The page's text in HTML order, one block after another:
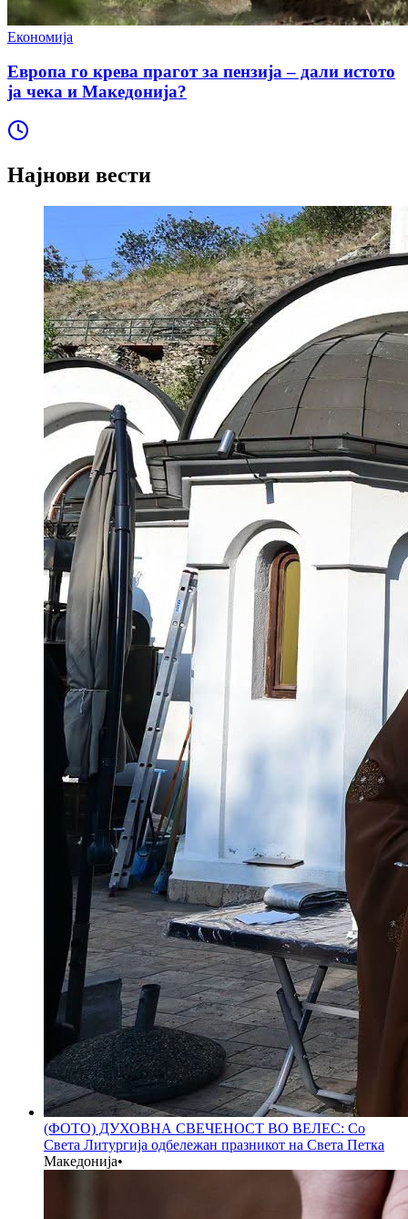
Економија
Европа го крева прагот за пензија – дали истото
ја чека и Македонија?
Најнови вести
(ФОТО) ДУХОВНА СВЕЧЕНОСТ ВО ВЕЛЕС: Со
Света Литургија одбележан празникот на Света Петка
Македонија•